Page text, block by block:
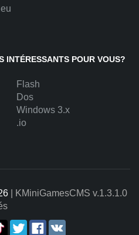
INTÉRESSANTS POUR VOUS?
Flash
Dos
Windows 3.x
.io
| KMiniGamesCMS v.1.3.1.0